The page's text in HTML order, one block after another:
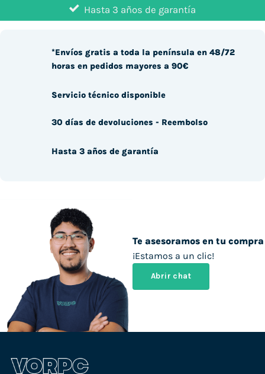
Hasta 3 años de garantía
Te asesoramos en tu compra
¡Estamos a un clic!
Abrir chat
*Envíos gratis a toda la península en 48/72
horas en pedidos mayores a 90€
Servicio técnico disponible
30 días de devoluciones - Reembolso
Hasta 3 años de garantía